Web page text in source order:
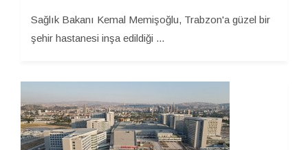
Sağlık Bakanı Kemal Memişoğlu, Trabzon'a güzel bir
şehir hastanesi inşa edildiği ...